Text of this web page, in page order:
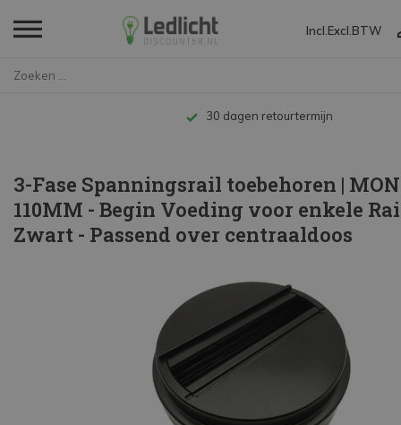
Incl. Excl. BTW
30 dagen retourtermijn
3-Fase Spanningsrail toebehoren |
110MM - Begin Voeding voor enkele
Zwart - Passend over centraaldoos